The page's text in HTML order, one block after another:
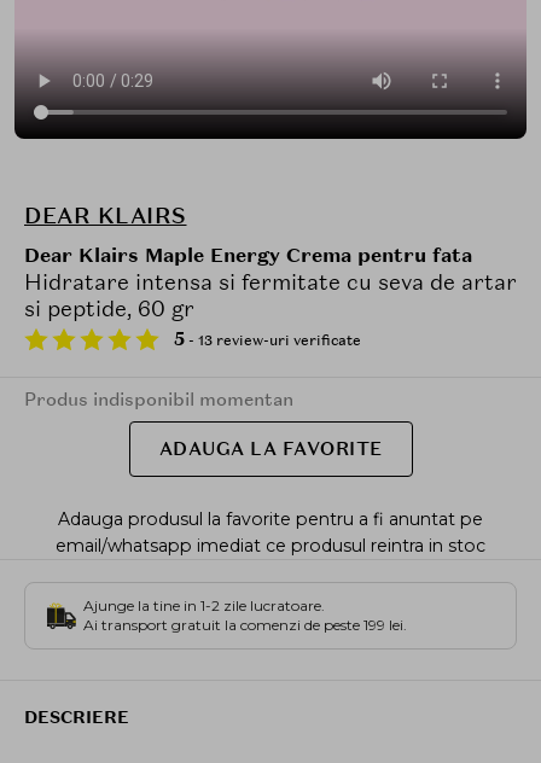
DEAR KLAIRS
Dear Klairs Maple Energy Crema pentru fata
Hidratare intensa si fermitate cu seva de artar
si peptide, 60 gr
5 - 13 review-uri verificate
Produs indisponibil momentan
ADAUGA LA FAVORITE
Adauga produsul la favorite pentru a fi anuntat pe
email/whatsapp imediat ce produsul reintra in stoc
Ajunge la tine in 1-2 zile lucratoare.
Ai transport gratuit la comenzi de peste 199 lei.
DESCRIERE